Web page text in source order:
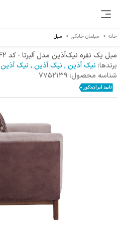
خانه > مبلمان خانگی > مبل
مبل یک نفره نیک‌آذین مدل آلبرتا - کد F2
برندها: نیک آذین, نیک آذین, نیک آذین
شناسه محصول: 7752139